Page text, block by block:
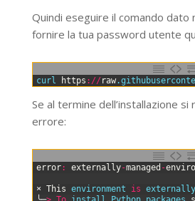
Quindi eseguire il comando dato
fornire la tua password utente
curl https : // raw
Se al termine dell’installazione
errore:
error: externally-managed -
× This environment is externally